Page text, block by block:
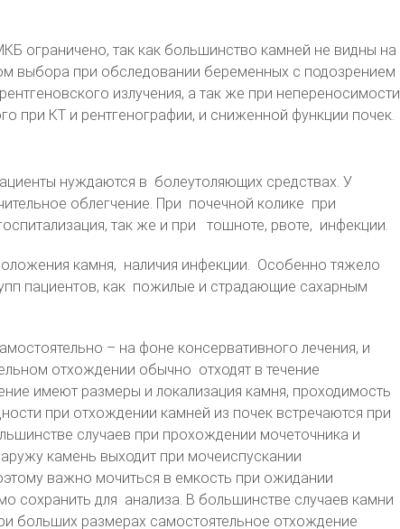
ограничено, так как большинство камней не видны на
выбора при обследовании беременных с подозрением
излучения, а так же при непереносимости
при КТ и рентгенографии, и сниженной функции почек.
нуждаются в болеутоляющих средствах. У
облегчение. При почечной колике при
так же и при тошноте, рвоте, инфекции.
камня, наличия инфекции. Особенно тяжело
пациентов, как пожилые и страдающие сахарным
– на фоне консервативного лечения, и
отхождении обычно отходят в течение
имеют размеры и локализация камня, проходимость
при отхождении камней из почек встречаются при
случаев при прохождении мочеточника и
камень выходит при мочеиспускании
важно мочиться в емкость при ожидании
сохранить для анализа. В большинстве случаев камни
больших размерах самостоятельное отхождение